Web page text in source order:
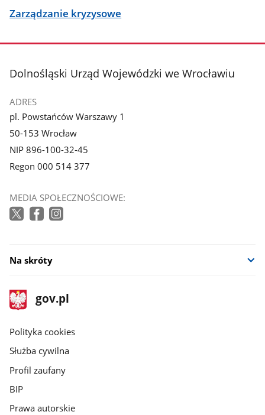
Zarządzanie kryzysowe
stopka
Dolnośląski Urząd Wojewódzki we Wrocławiu
ADRES
pl. Powstańców Warszawy 1
50-153 Wrocław
NIP 896-100-32-45
Regon 000 514 377
MEDIA SPOŁECZNOŚCIOWE:
Na skróty
stopka
gov.pl
Strona
gov.pl
gov.pl
Polityka cookies
Służba cywilna
Profil zaufany
BIP
Prawa autorskie